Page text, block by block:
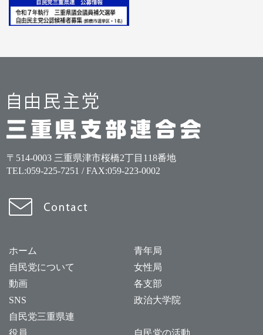
〒514-0003 三重県津市桜橋2丁目118番地
TEL:059-225-7251 / FAX:059-223-0002
ホーム
自民党について
動画
SNS
自民党三重県連
役員
青年局
女性局
各支部
政治大学院
自民党の活動